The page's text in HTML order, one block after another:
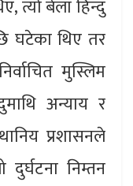
त्यो बेला हिन्दु
घटेका थिए तर
मुस्लिम
अन्याय र
प्रशासनले
निम्तन